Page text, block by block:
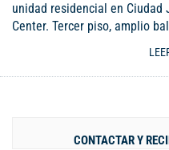
unidad residencial en Ciudad
Center. Tercer piso, amplio
deposito, el apto consta de 3
integral, acabados de
integra el balcón, zona de
CONTACTAR Y